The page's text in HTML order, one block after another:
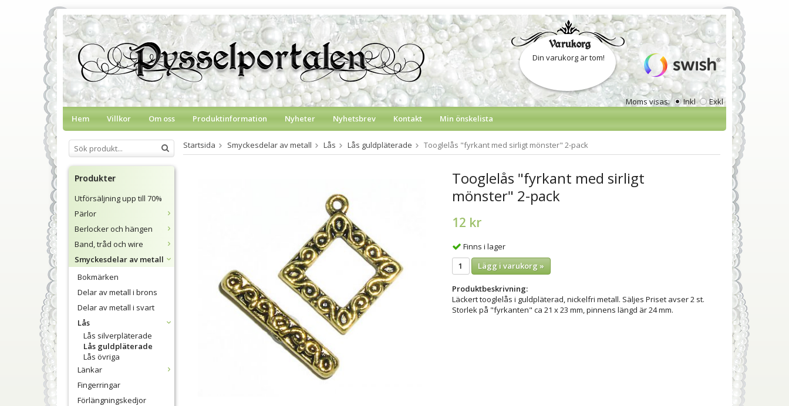
Moms visas: Inkl Exkl
Varukorg
Din varukorg är tom!
Hem Villkor Om oss Produktinformation Nyheter Nyhetsbrev Kontakt Min önskelista
Produkter
Utförsäljning upp till 70%
Pärlor
Berlocker och hängen
Band, tråd och wire
Smyckesdelar av metall
Bokmärken
Delar av metall i brons
Delar av metall i svart
Lås
Lås silverpläterade
Lås guldpläterade
Lås övriga
Länkar
Fingerringar
Förlängningskedjor
Startsida Smyckesdelar av metall Lås Lås guldpläterade Tooglelås "fyrkant med sirligt mönster" 2-pack
Tooglelås "fyrkant med sirligt
mönster" 2-pack
12 kr
Finns i lager
Lägg i varukorg »
Produktbeskrivning:
Läckert tooglelås i guldpläterad, nickelfri metall. Säljes Priset avser 2 st.
Storlek på "fyrkanten" ca 21 x 23 mm, pinnens längd är 24 mm.